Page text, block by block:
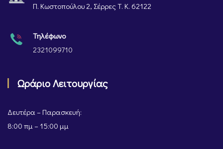
Π. Κωστοπούλου 2, Σέρρες Τ. Κ. 62122
Τηλέφωνο
2321099710
Ωράριο Λειτουργίας
Δευτέρα – Παρασκευή:
8:00 πμ – 15:00 μμ